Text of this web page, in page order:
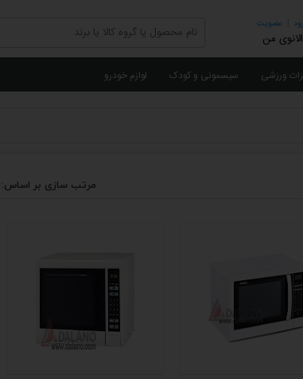
عضویت
من
ورزشی سیسمونی و کودک لوازم خودرو
مرتب سازی بر اساس: